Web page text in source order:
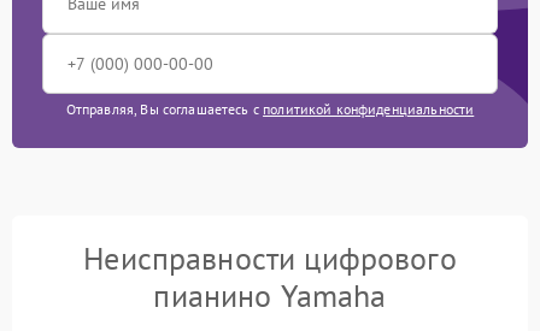
Отправляя, Вы соглашаетесь с политикой конфиденциальности
Неисправности цифрового
пианино Yamaha